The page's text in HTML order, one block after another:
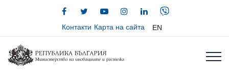
Контакти Карта на сайта EN